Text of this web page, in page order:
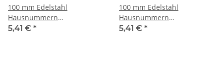
100 mm Edelstahl
Hausnummern
Edelstahlzahlen
5,41 € *
100 mm Edelstahl
Hausnummern
Edelstahlzahlen
5,41 € *